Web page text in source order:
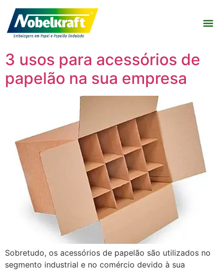
3 usos para acessórios de
papelão na sua empresa
Sobretudo, os acessórios de papelão são utilizados no
segmento industrial e no comércio devido à sua